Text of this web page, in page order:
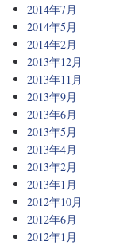
2014年7月
2014年5月
2014年2月
2013年12月
2013年11月
2013年9月
2013年6月
2013年5月
2013年4月
2013年2月
2013年1月
2012年10月
2012年6月
2012年1月